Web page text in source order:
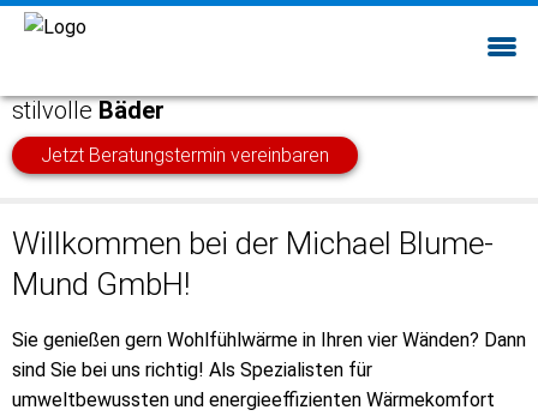
stilvolleBäder
Jetzt Beratungstermin vereinbaren
Willkommen bei der Michael Blume-
Mund GmbH!
Sie genießen gern Wohlfühlwärme in Ihren vier Wänden? Dann
sind Sie bei uns richtig! Als Spezialisten für
umweltbewussten und energieeffizienten Wärmekomfort